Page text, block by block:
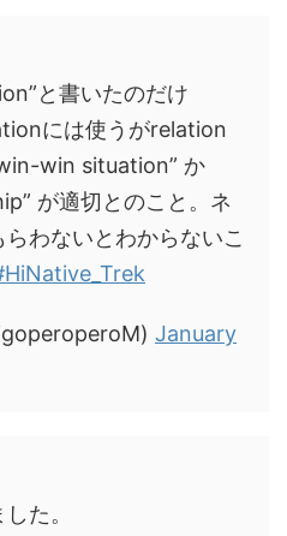
と書いたのだけ
には使うがrelation
win situation” か
が適切とのこと。ネ
わないとわからないこ
January
た。